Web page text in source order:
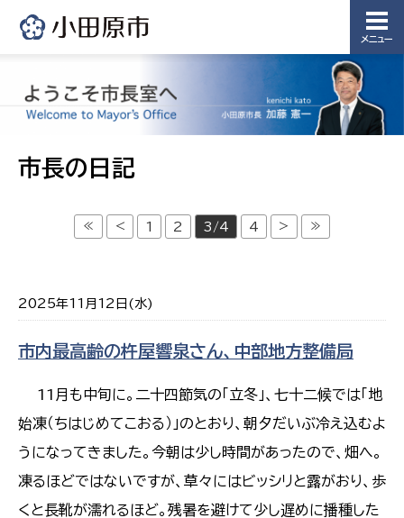
メニュー
市長の日記
≪ < 1 2 3/4 4 > ≫
2025年11月12日(水)
市内最高齢の杵屋響泉さん、中部地方整備局
11月も中旬に。二十四節気の「立冬」、七十二候では「地
始凍（ちはじめてこおる）」のとおり、朝夕だいぶ冷え込むよ
うになってきました。今朝は少し時間があったので、畑へ。
凍るほどではないですが、草々にはビッシリと露がおり、歩
くと長靴が濡れるほど。残暑を避けて少し遅めに播種した